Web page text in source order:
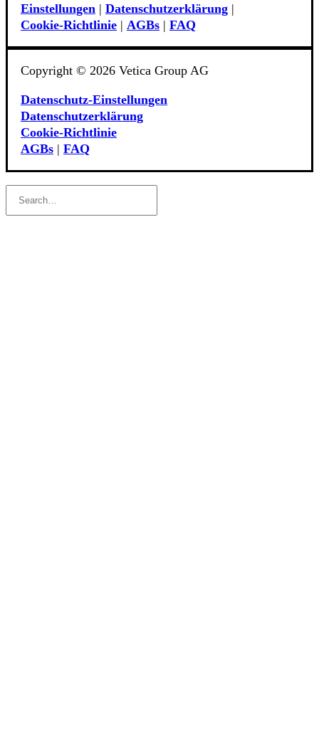
Einstellungen | Datenschutzerklärung |
Cookie‑Richtlinie | AGBs | FAQ
Copyright © 2026 Vetica Group AG
Datenschutz-Einstellungen
Datenschutzerklärung
Cookie‑Richtlinie
AGBs | FAQ